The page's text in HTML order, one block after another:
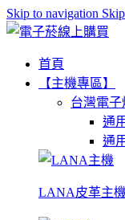
Skip to navigation
首頁
【主機專區】
台灣電
通
通
LANA皮革主